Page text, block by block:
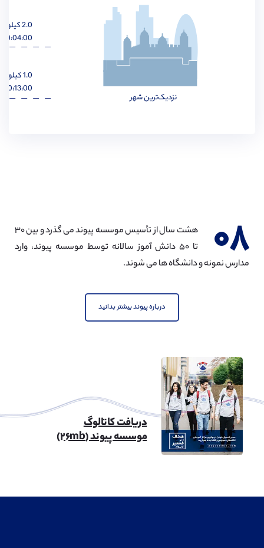
مهندسی مواد
مهندسی شهرسازی
نزدیک‌ترین شهر
2.0 کیلومتر
00:04:00 ساعت
1.0 کیلومتر
00:13:00 ساعت
۰۸
هشت سال از تأسیس موسسه پیوند می گذرد و بین ۳۰
تا ۵۰ دانش آموز سالانه توسط موسسه پیوند، وارد
مدارس نمونه و دانشگاه ها می شوند.
درباره پیوند بیشتر بدانید
دریافت کاتالوگ
موسسه پیوند (۲۶mb)